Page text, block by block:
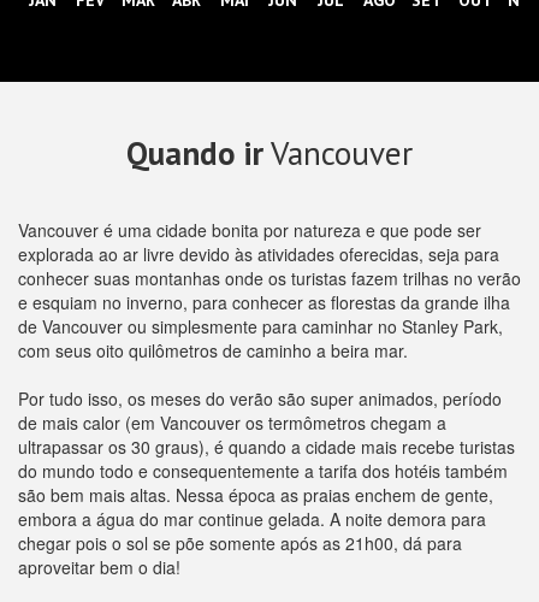
Quando irVancouver
Vancouver é uma cidade bonita por natureza e que pode ser
explorada ao ar livre devido às atividades oferecidas, seja para
conhecer suas montanhas onde os turistas fazem trilhas no verão
e esquiam no inverno, para conhecer as florestas da grande ilha
de Vancouver ou simplesmente para caminhar no Stanley Park,
com seus oito quilômetros de caminho a beira mar.
Por tudo isso, os meses do verão são super animados, período
de mais calor (em Vancouver os termômetros chegam a
ultrapassar os 30 graus), é quando a cidade mais recebe turistas
do mundo todo e consequentemente a tarifa dos hotéis também
são bem mais altas. Nessa época as praias enchem de gente,
embora a água do mar continue gelada. A noite demora para
chegar pois o sol se põe somente após as 21h00, dá para
aproveitar bem o dia!